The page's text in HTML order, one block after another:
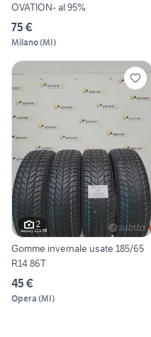
OVATION- al 95%
75 €
Milano(MI)
2
Gomme invernale usate 185/65
R14 86T
45 €
Opera (MI)